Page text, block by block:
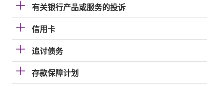
有关银行产品或服务的投诉
信用卡
追讨债务
存款保障计划